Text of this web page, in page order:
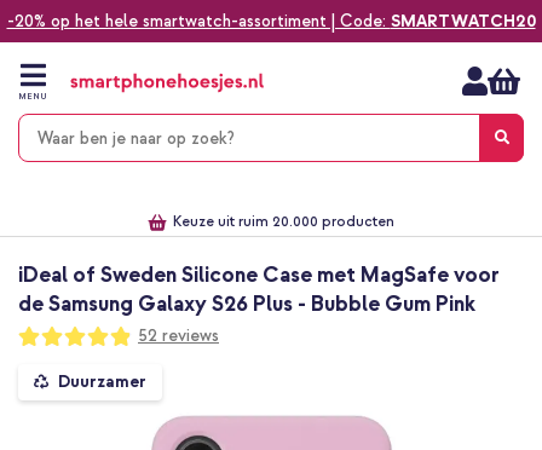
-20% op het hele smartwatch-assortiment | Code: SMARTWATCH20
naar
inhoud
MENU
Keuze uit ruim 20.000 producten
iDeal of Sweden Silicone Case met MagSafe voor
de Samsung Galaxy S26 Plus - Bubble Gum Pink
Waardering:
97
100
52 reviews
Ga
naar
Duurzamer